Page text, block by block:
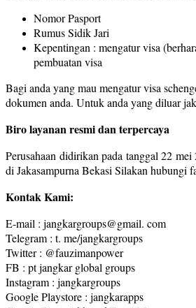
Nomor Pasport
Rumus Sidik Jari
Kepentingan : mengatur visa
pembuatan visa
Bagi anda yang mau mengatur visa
dokumen anda. Untuk anda yang diluar
Biro layanan resmi dan terpercaya
Perusahaan didirikan pada tanggal 22
di Jakasampurna Bekasi Silakan hubungi
Kontak Kami:
E-mail : jangkargroups@gmail. com
Telegram : t. me/jangkargroups
Twitter : @fauzimanpower
FB : pt jangkar global groups
Instagram : jangkargroups
Google Playstore : jangkarapps